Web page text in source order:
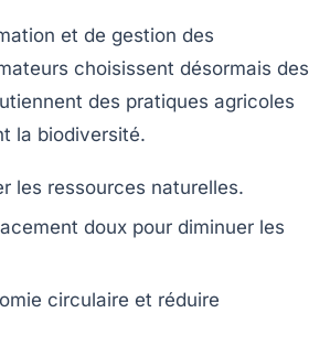
et de gestion des
choisissent désormais des
des pratiques agricoles
la biodiversité.
les ressources naturelles.
doux pour diminuer les
circulaire et réduire